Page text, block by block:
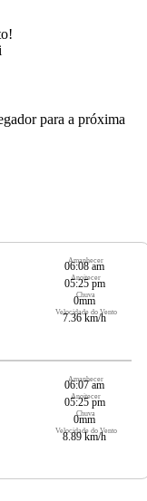
para a próxima
Amanhecer
06:08 am
Anoitecer
05:25 pm
Chuva
0mm
Velocidade do Vento
7.36 km/h
Amanhecer
06:07 am
Anoitecer
05:25 pm
Chuva
0mm
Velocidade do Vento
8.89 km/h